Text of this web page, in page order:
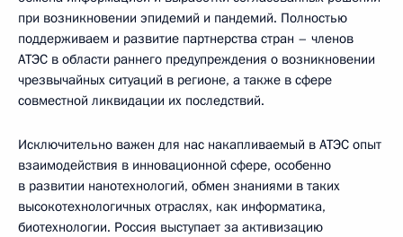
при возникновении эпидемий и пандемий. Полностью
поддерживаем и развитие партнерства стран – членов
АТЭС в области раннего предупреждения о возникновении
чрезвычайных ситуаций в регионе, а также в сфере
совместной ликвидации их последствий.
Исключительно важен для нас накапливаемый в АТЭС опыт
взаимодействия в инновационной сфере, особенно
в развитии нанотехнологий, обмен знаниями в таких
высокотехнологичных отраслях, как информатика,
биотехнологии. Россия выступает за активизацию